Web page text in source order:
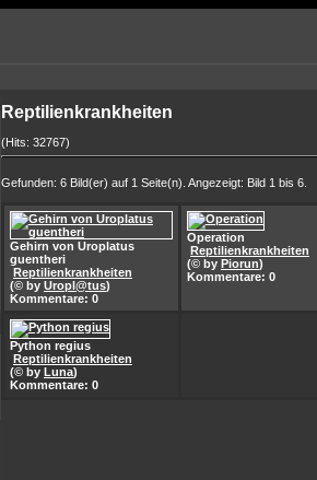
Reptilienkrankheiten
(Hits: 32767)
Gefunden: 6 Bild(er) auf 1 Seite(n). Angezeigt: Bild 1 bis 6.
Gehirn von Uroplatus
guentheri
Reptilienkrankheiten
(© by Uropl@tus)
Kommentare: 0
Operation
Reptilienkrankheiten
(© by Piorun)
Kommentare: 0
Python regius
Reptilienkrankheiten
(© by Luna)
Kommentare: 0